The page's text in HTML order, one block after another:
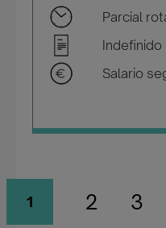
Parcial
Indefinido
Salario
1 2 3